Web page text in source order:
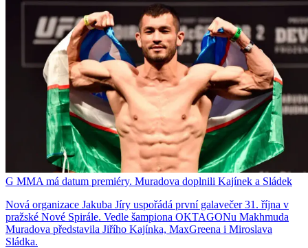
G MMA má datum premiéry. Muradova doplnili Kajínek a Sládek
Nová organizace Jakuba Jíry uspořádá první galavečer 31. října v
pražské Nové Spirále. Vedle šampiona OKTAGONu Makhmuda
Muradova představila Jiřího Kajínka, MaxGreena i Miroslava
Sládka.